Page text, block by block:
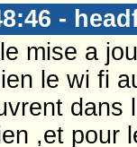
-
mise a
le wi fi
,et pour